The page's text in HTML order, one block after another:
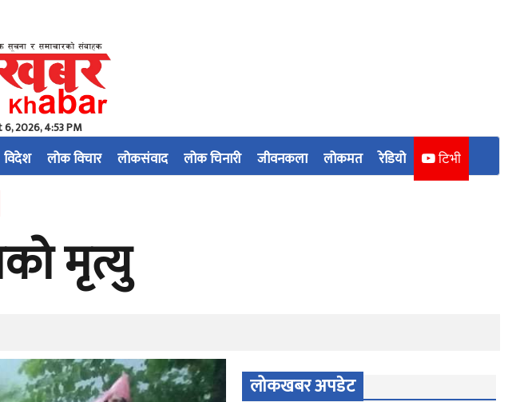
2026, 4:53 PM
विदेश लोक विचार लोकसंवाद लोक चिनारी जीवनकला लोकमत रेडियो टिभी
मृत्यु
लोकखबर अपडेट